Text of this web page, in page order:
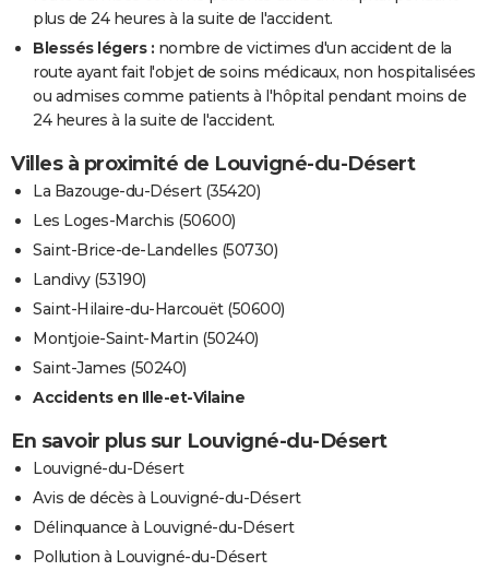
plus de 24 heures à la suite de l'accident.
Blessés légers : nombre de victimes d'un accident de la
route ayant fait l'objet de soins médicaux, non hospitalisées
ou admises comme patients à l'hôpital pendant moins de
24 heures à la suite de l'accident.
Villes à proximité de Louvigné-du-Désert
La Bazouge-du-Désert (35420)
Les Loges-Marchis (50600)
Saint-Brice-de-Landelles (50730)
Landivy (53190)
Saint-Hilaire-du-Harcouët (50600)
Montjoie-Saint-Martin (50240)
Saint-James (50240)
Accidents en Ille-et-Vilaine
En savoir plus sur Louvigné-du-Désert
Louvigné-du-Désert
Avis de décès à Louvigné-du-Désert
Délinquance à Louvigné-du-Désert
Pollution à Louvigné-du-Désert